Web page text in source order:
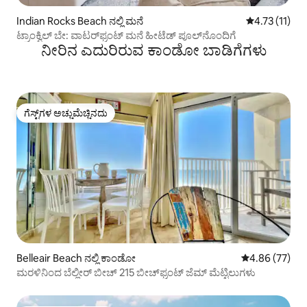
Indian Rocks Beach ನಲ್ಲಿ ಮನೆ 5 ರಲ್ಲಿ 4.73
4.73 (11)
ಟ್ರಾಂಕ್ವಿಲ್ ಬೇ: ವಾಟರ್‌ಫ್ರಂಟ್ ಮನೆ ಹೀಟೆಡ್ ಪೂಲ್‌ನೊಂದಿಗೆ
ನೀರಿನ ಎದುರಿರುವ ಕಾಂಡೋ ಬಾಡಿಗೆಗಳು
ಗೆಸ್ಟ್‌ಗಳ ಅಚ್ಚುಮೆಚ್ಚಿನದು
ಗೆಸ್ಟ್‌ಗಳ ಅಚ್ಚುಮೆಚ್ಚಿನದು
Belleair Beach ನಲ್ಲಿ ಕಾಂಡೋ 5 ರಲ್ಲಿ 4.86
4.86 (77)
ಮರಳಿನಿಂದ ಬೆಲ್ಲೀರ್ ಬೀಚ್ 215 ಬೀಚ್‌ಫ್ರಂಟ್ ಜೆಮ್ ಮೆಟ್ಟಿಲುಗಳು